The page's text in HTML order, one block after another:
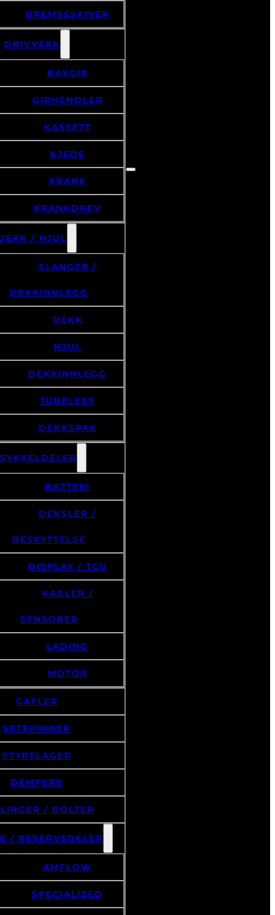
BREMSESKIVER
DRIVVERK
BAKGIR
GIRHENDLER
KASSETT
KJEDE
KRANK
KRANKDREV
/ HJUL
SLANGER /
DEKKINNLEGG
DEKK
HJUL
DEKKINNLEGG
TUBELESS
DEKKSPAK
BATTERI
DEKSLER /
BESKYTTELSE
DISPLAY / TCU
KABLER /
SENSORER
LADING
MOTOR
GAFLER
SETEPINNER
STYRELAGER
DEMPERE
/ BOLTER
/ RESERVEDELER
AMFLOW
SPECIALIZED